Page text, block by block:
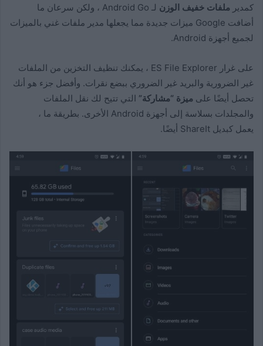
كمدير ملفات خفيف الوزن
لـ Android Go ، ولكن سرعان ما
أضافت Google ميزات جديدة مما يجعلها مدير ملفات غني بالميزات
لجميع أجهزة Android.
على غرار ES File Explorer ، يمكنك تنظيف التخزين من الملفات
غير الضرورية والبريد غير الضروري ببضع نقرات. وأفضل جزء هو أنك
تحصل أيضًا على ميزة “مشاركة” التي تتيح لك نقل الملفات
والمجلدات بسلاسة إلى أجهزة Android الأخرى. بطريقة ما ،
يعمل كبديل ShareIt أيضًا.